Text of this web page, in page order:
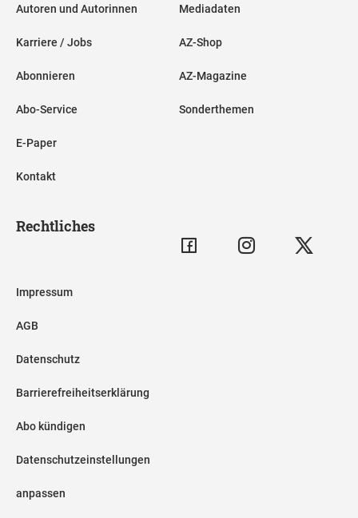
Autoren und Autorinnen
Karriere / Jobs
Abonnieren
Abo-Service
E-Paper
Kontakt
Mediadaten
AZ-Shop
AZ-Magazine
Sonderthemen
Rechtliches
Impressum
AGB
Datenschutz
Barrierefreiheitserklärung
Abo kündigen
Datenschutzeinstellungen
anpassen